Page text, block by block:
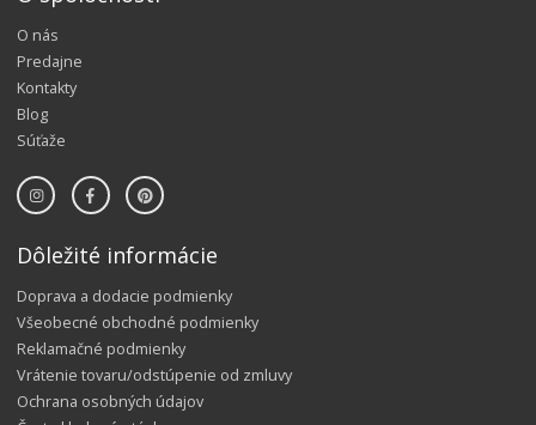
O nás
Predajne
Kontakty
Blog
Súťaže
Dôležité informácie
Doprava a dodacie podmienky
Všeobecné obchodné podmienky
Reklamačné podmienky
Vrátenie tovaru/odstúpenie od zmluvy
Ochrana osobných údajov